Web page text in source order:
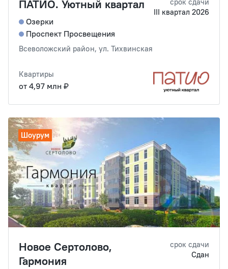
ПАТИО. Уютный квартал
Озерки
Проспект Просвещения
Всеволожский район, ул. Тихвинская
III квартал 2026
Квартиры
от 4,97 млн ₽
Шоурум
Новое Сертолово,
Гармония
срок сдачи
Сдан